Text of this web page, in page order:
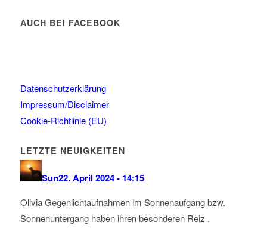
AUCH BEI FACEBOOK
Datenschutzerklärung
Impressum/Disclaimer
Cookie-Richtlinie (EU)
LETZTE NEUIGKEITEN
Sun22. April 2024 - 14:15
Olivia Gegenlichtaufnahmen im Sonnenaufgang bzw.
Sonnenuntergang haben ihren besonderen Reiz .